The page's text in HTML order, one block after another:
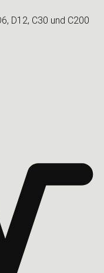
D12, C30 und C200